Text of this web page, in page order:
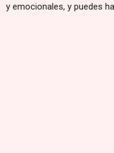
y emocionales, y puedes